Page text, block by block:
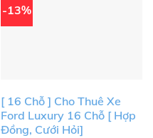
-13%
[ 16 Chỗ ] Cho Thuê Xe
Ford Luxury 16 Chỗ [ Hợp
Đồng, Cưới Hỏi]